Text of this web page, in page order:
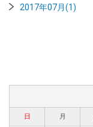
2017年07月(1)
日 月